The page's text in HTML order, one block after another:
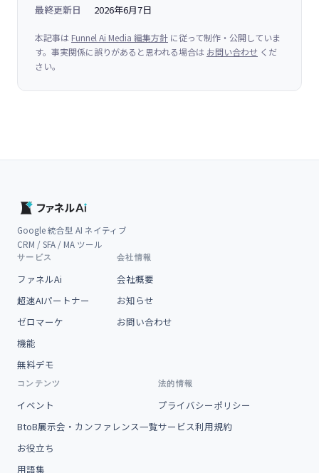
最終更新日
2026年6月7日
本記事は Funnel Ai Media 編集方針 に従って制作・公開していま
す。事実関係に誤りがあると思われる場合は お問い合わせ くだ
さい。
Google 統合型 AI ネイティブ
CRM / SFA / MA ツール
サービス
ファネルAi
超速AIパートナー
ゼロマーケ
機能
無料デモ
会社情報
会社概要
お知らせ
お問い合わせ
コンテンツ
イベント
BtoB展示会・カンファレンス一覧
お役立ち
用語集
法的情報
プライバシーポリシー
サービス利用規約